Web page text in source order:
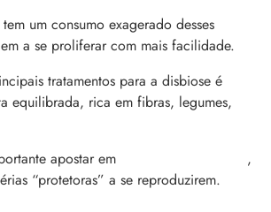
um consumo exagerado desses
a se proliferar com mais facilidade.
tratamentos para a disbiose é
equilibrada, rica em fibras, legumes,
apostar em
,
“protetoras” a se reproduzirem.